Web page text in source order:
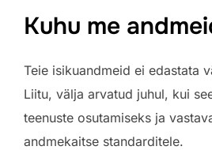
Kuhu me
Teie isikuandmeid ei edastata
Liitu, välja arvatud juhul, kui
teenuste osutamiseks ja
andmekaitse standarditele.